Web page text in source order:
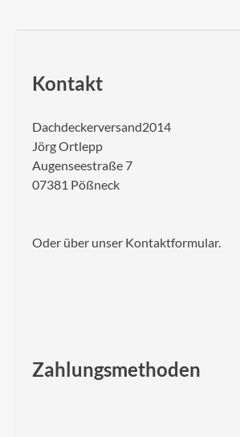
Kontakt
Dachdeckerversand2014
Jörg Ortlepp
Augenseestraße 7
07381 Pößneck
Oder über unser Kontaktformular.
Zahlungsmethoden